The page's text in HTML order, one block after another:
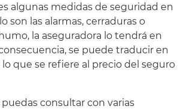
algunas medidas de seguridad en
son las alarmas, cerraduras o
la aseguradora lo tendrá en
se puede traducir en
que se refiere al precio del seguro
consultar con varias